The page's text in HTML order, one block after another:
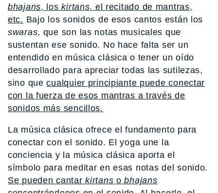
bhajans, loskirtans, el recitado de mantras,
etc. Bajo los sonidos de esos cantos están los
swaras, que son las notas musicales que
sustentan ese sonido. No hace falta ser un
entendido en música clásica o tener un oído
desarrollado para apreciar todas las sutilezas,
sino quecualquier principiante puede conectar
con la fuerza de esos mantras a través de
sonidos más sencillos.
La música clásica ofrece el fundamento para
conectar con el sonido. El yoga une la
conciencia y la música clásica aporta el
símbolo para meditar en esas notas del sonido.
Se pueden cantarkirtans obhajans